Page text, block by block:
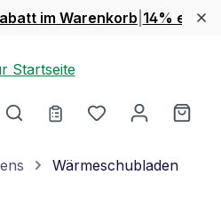
im Warenkorb 14% extra
Du hast 0
Wärmeschubladen